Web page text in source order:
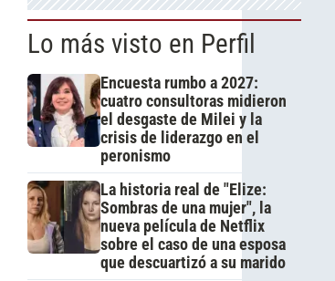
Lo más visto en Perfil
Encuesta rumbo a 2027:
cuatro consultoras midieron
el desgaste de Milei y la
crisis de liderazgo en el
peronismo
La historia real de "Elize:
Sombras de una mujer", la
nueva película de Netflix
sobre el caso de una esposa
que descuartizó a su marido